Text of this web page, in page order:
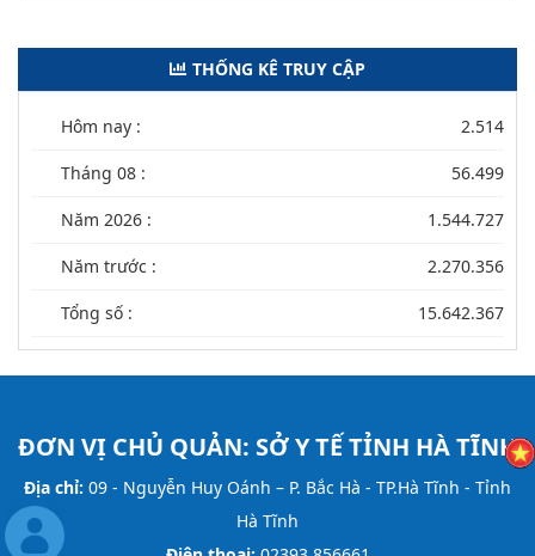
THỐNG KÊ TRUY CẬP
Hôm nay : 2.514
Tháng 08 : 56.499
Năm 2026 : 1.544.727
Năm trước : 2.270.356
Tổng số : 15.642.367
ĐƠN VỊ CHỦ QUẢN: SỞ Y TẾ TỈNH HÀ TĨNH
Địa chỉ: 09 - Nguyễn Huy Oánh – P. Bắc Hà - TP.Hà Tĩnh - Tỉnh
Hà Tĩnh